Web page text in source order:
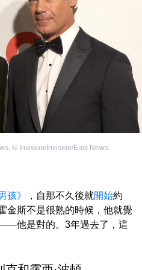
, © Invision/Invision/East News
孩》 ，自那不久後就開始約
金斯不是很熟的時候，他就覺
他是對的。3年過去了，這